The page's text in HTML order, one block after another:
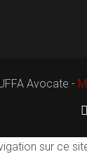
Avocate -
sur ce